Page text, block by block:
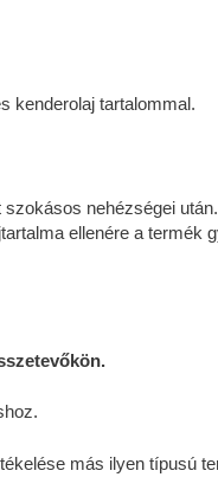
kenderolaj tartalommal.
nehézségei
ellenére a termék
más ilyen típusú